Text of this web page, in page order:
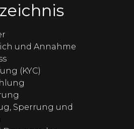
und Annahme
(KYC)
Sperrung und